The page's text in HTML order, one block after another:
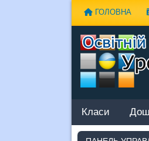
ГОЛОВНА
Класи